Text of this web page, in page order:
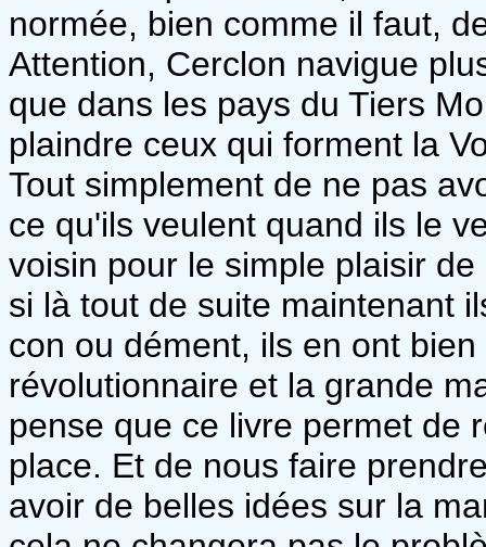
normée, bien comme il faut,
Attention, Cerclon navigue
que dans les pays du Tiers
plaindre ceux qui forment la
Tout simplement de ne pas
ce qu'ils veulent quand ils le
voisin pour le simple plaisir
si là tout de suite maintenant
con ou dément, ils en ont
révolutionnaire et la grande
pense que ce livre permet de
place. Et de nous faire
avoir de belles idées sur la